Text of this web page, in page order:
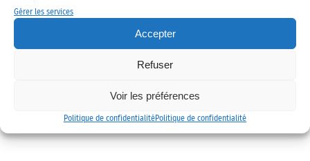
Gérer les services
Accepter
Refuser
Voir les préférences
Politique de confidentialitéPolitique de confidentialité
Copyright © 2022 Alliance des mobilités
Mentions légales Politique de confidentialité Contact